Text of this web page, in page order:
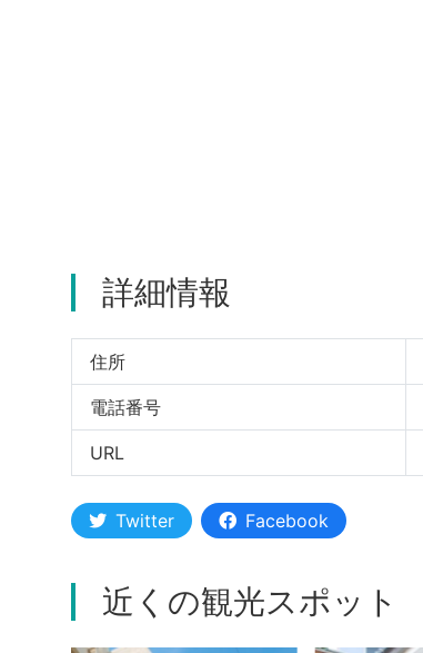
詳細情報
住所
電話番号
URL
Twitter Facebook
近くの観光スポット